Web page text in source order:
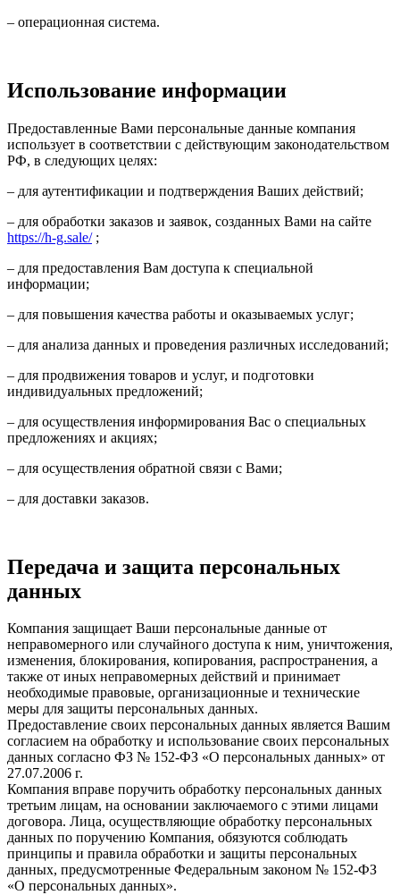
– операционная система.
Использование информации
Предоставленные Вами персональные данные компания
использует в соответствии с действующим законодательством
РФ, в следующих целях:
– для аутентификации и подтверждения Ваших действий;
– для обработки заказов и заявок, созданных Вами на сайте
https://h-g.sale/;
– для предоставления Вам доступа к специальной
информации;
– для повышения качества работы и оказываемых услуг;
– для анализа данных и проведения различных исследований;
– для продвижения товаров и услуг, и подготовки
индивидуальных предложений;
– для осуществления информирования Вас о специальных
предложениях и акциях;
– для осуществления обратной связи с Вами;
– для доставки заказов.
Передача и защита персональных
данных
Компания защищает Ваши персональные данные от
неправомерного или случайного доступа к ним, уничтожения,
изменения, блокирования, копирования, распространения, а
также от иных неправомерных действий и принимает
необходимые правовые, организационные и технические
меры для защиты персональных данных.
Предоставление своих персональных данных является Вашим
согласием на обработку и использование своих персональных
данных согласно ФЗ № 152-ФЗ «О персональных данных» от
27.07.2006 г.
Компания вправе поручить обработку персональных данных
третьим лицам, на основании заключаемого с этими лицами
договора. Лица, осуществляющие обработку персональных
данных по поручению Компания, обязуются соблюдать
принципы и правила обработки и защиты персональных
данных, предусмотренные Федеральным законом № 152-ФЗ
«О персональных данных».